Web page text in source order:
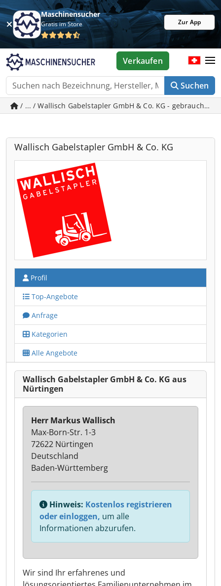
Maschinensucher
Gratis im Store Zur App
Suchen
Verkaufen
/ ... / Wallisch Gabelstapler GmbH & Co. KG - gebrauchte
Wallisch Gabelstapler GmbH & Co. KG
Profil
Top-Angebote
Anfrage
Kategorien
Alle Angebote
Wallisch Gabelstapler GmbH & Co. KG aus
Nürtingen
Wir sind Ihr erfahrenes und
Herr Markus Wallisch
Max-Born-Str. 1-3
72622 Nürtingen
Deutschland
Baden-Württemberg
Hinweis: Kostenlos registrieren
oder einloggen, um alle
Informationen abzurufen.